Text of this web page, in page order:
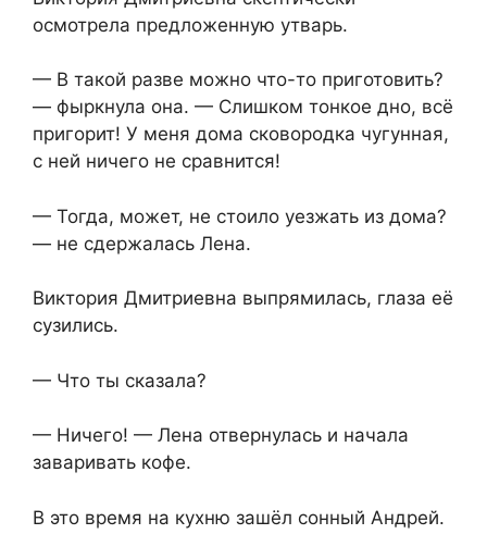
осмотрела предложенную утварь.
— В такой разве можно что-то приготовить?
— фыркнула она. — Слишком тонкое дно, всё
пригорит! У меня дома сковородка чугунная,
с ней ничего не сравнится!
— Тогда, может, не стоило уезжать из дома?
— не сдержалась Лена.
Виктория Дмитриевна выпрямилась, глаза её
сузились.
— Что ты сказала?
— Ничего! — Лена отвернулась и начала
заваривать кофе.
В это время на кухню зашёл сонный Андрей.